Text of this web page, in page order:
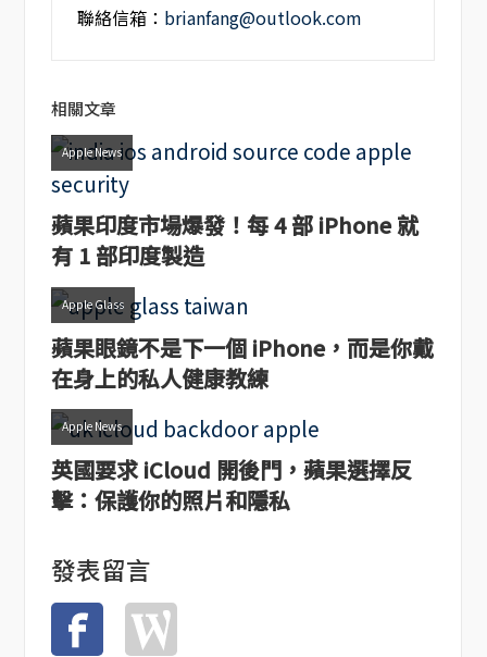
聯絡信箱： brianfang@outlook.com
相關文章
Apple News
蘋果印度市場爆發！每 4 部 iPhone 就
有 1 部印度製造
Apple Glass
蘋果眼鏡不是下一個 iPhone，而是你戴
在身上的私人健康教練
Apple News
英國要求 iCloud 開後門，蘋果選擇反
擊：保護你的照片和隱私
發表留言